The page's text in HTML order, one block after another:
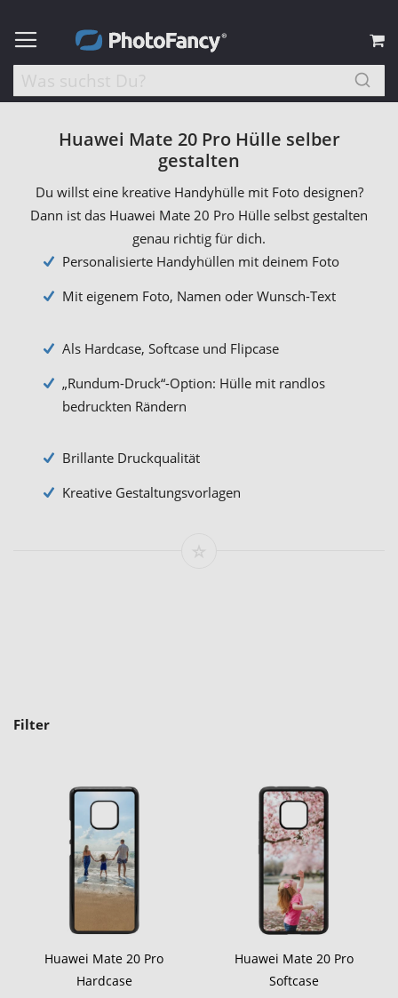
Huawei Mate 20 Pro Hülle selber
gestalten
Du willst eine kreative Handyhülle mit Foto designen?
Dann ist das Huawei Mate 20 Pro Hülle selbst gestalten
genau richtig für dich.
Personalisierte Handyhüllen mit deinem Foto
Mit eigenem Foto, Namen oder Wunsch-Text
Als Hardcase, Softcase und Flipcase
„Rundum-Druck“-Option: Hülle mit randlos
bedruckten Rändern
Brillante Druckqualität
Kreative Gestaltungsvorlagen
Filter
Huawei Mate 20 Pro
Hardcase
Huawei Mate 20 Pro
Softcase